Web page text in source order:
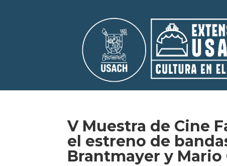
V Muestra de Cine
el estreno de
Brantmayer y Mario